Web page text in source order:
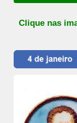
Clique nas